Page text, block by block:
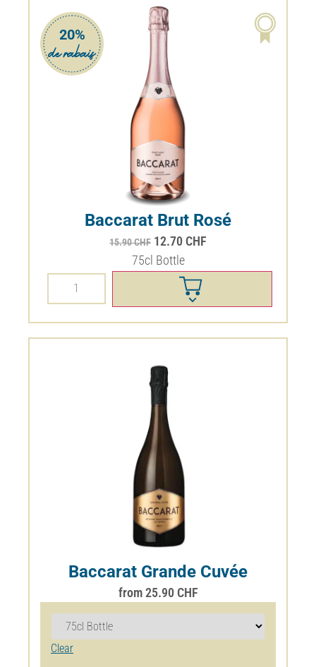
20%
Baccarat Brut Rosé
15.90CHF 12.70 CHF
75cl Bottle
Baccarat Grande Cuvée
from25.90 CHF
Clear